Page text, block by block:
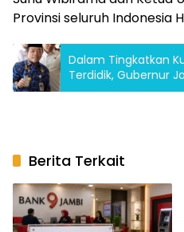
Provinsi seluruh Indonesia
Dalam Tingkatkan
Terdidik, Gubernur
Perangi Narkoba
Berita Terkait